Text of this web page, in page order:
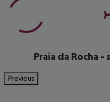
Praia da Rocha -
Previous